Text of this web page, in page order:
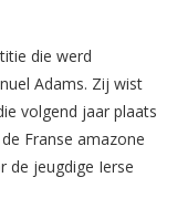
die werd
Adams. Zij wist
volgend jaar plaats
Franse amazone
de jeugdige Ierse